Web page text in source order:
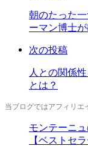
す
る
朝のたった
ーマン博士
次の投稿
人との関係
とは？
当ブログではアフィリエ
モンテーニ
【ベストセ